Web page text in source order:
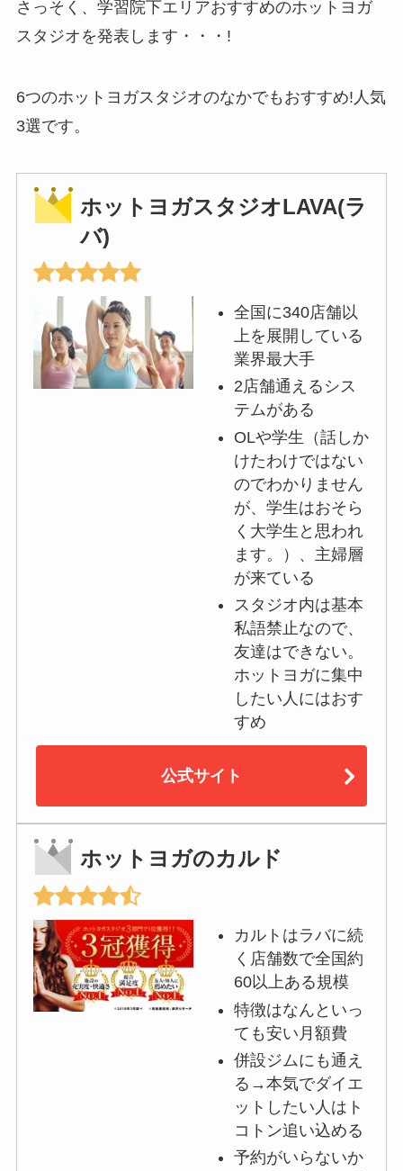
さっそく、学習院下エリアおすすめのホットヨガ
スタジオを発表します・・・!
6つのホットヨガスタジオのなかでもおすすめ!人気
3選です。
ホットヨガスタジオLAVA(ラ
バ)
全国に340店舗以
上を展開している
業界最大手
2店舗通えるシス
テムがある
OLや学生（話しか
けたわけではない
のでわかりません
が、学生はおそら
く大学生と思われ
ます。）、主婦層
が来ている
スタジオ内は基本
私語禁止なので、
友達はできない。
ホットヨガに集中
したい人にはおす
すめ
公式サイト
ホットヨガのカルド
カルトはラバに続
く店舗数で全国約
60以上ある規模
特徴はなんといっ
ても安い月額費
併設ジムにも通え
る→本気でダイエ
ットしたい人はト
コトン追い込める
予約がいらないか